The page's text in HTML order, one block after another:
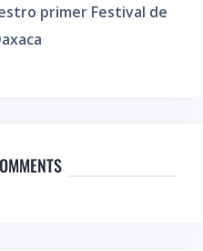
primer Festival de